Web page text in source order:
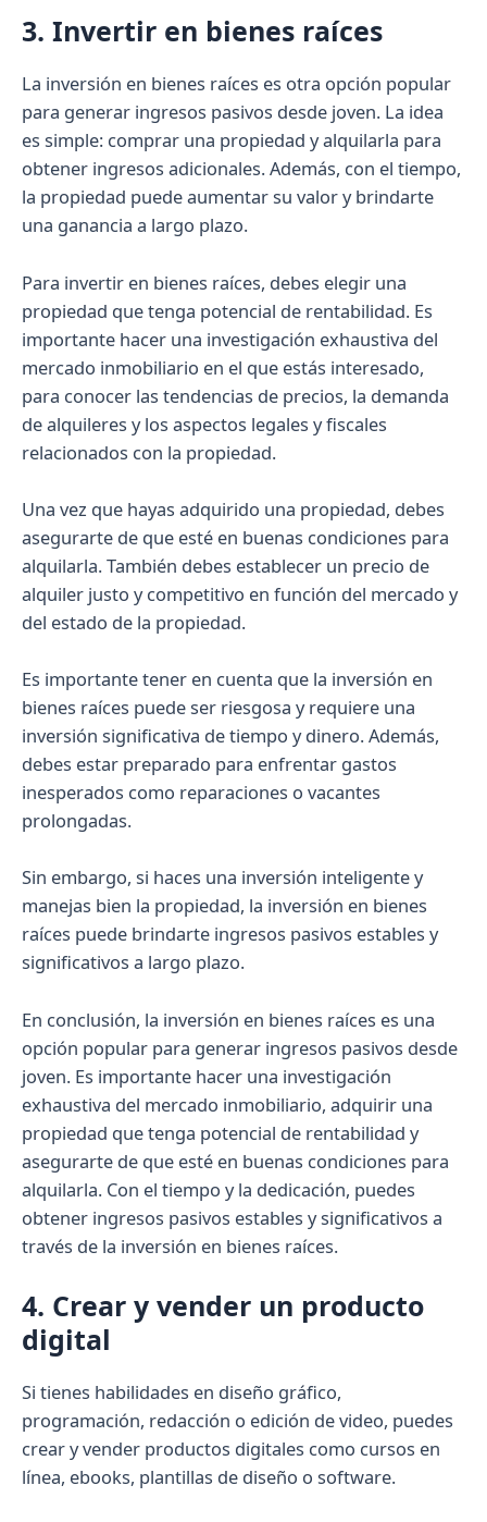
3. Invertir en bienes raíces
La inversión en bienes raíces es otra opción popular
para generar ingresos pasivos desde joven. La idea
es simple: comprar una propiedad y alquilarla para
obtener ingresos adicionales. Además, con el tiempo,
la propiedad puede aumentar su valor y brindarte
una ganancia a largo plazo.
Para invertir en bienes raíces, debes elegir una
propiedad que tenga potencial de rentabilidad. Es
importante hacer una investigación exhaustiva del
mercado inmobiliario en el que estás interesado,
para conocer las tendencias de precios, la demanda
de alquileres y los aspectos legales y fiscales
relacionados con la propiedad.
Una vez que hayas adquirido una propiedad, debes
asegurarte de que esté en buenas condiciones para
alquilarla. También debes establecer un precio de
alquiler justo y competitivo en función del mercado y
del estado de la propiedad.
Es importante tener en cuenta que la inversión en
bienes raíces puede ser riesgosa y requiere una
inversión significativa de tiempo y dinero. Además,
debes estar preparado para enfrentar gastos
inesperados como reparaciones o vacantes
prolongadas.
Sin embargo, si haces una inversión inteligente y
manejas bien la propiedad, la inversión en bienes
raíces puede brindarte ingresos pasivos estables y
significativos a largo plazo.
En conclusión, la inversión en bienes raíces es una
opción popular para generar ingresos pasivos desde
joven. Es importante hacer una investigación
exhaustiva del mercado inmobiliario, adquirir una
propiedad que tenga potencial de rentabilidad y
asegurarte de que esté en buenas condiciones para
alquilarla. Con el tiempo y la dedicación, puedes
obtener ingresos pasivos estables y significativos a
través de la inversión en bienes raíces.
4. Crear y vender un producto
digital
Si tienes habilidades en diseño gráfico,
programación, redacción o edición de video, puedes
crear y vender productos digitales como cursos en
línea, ebooks, plantillas de diseño o software.